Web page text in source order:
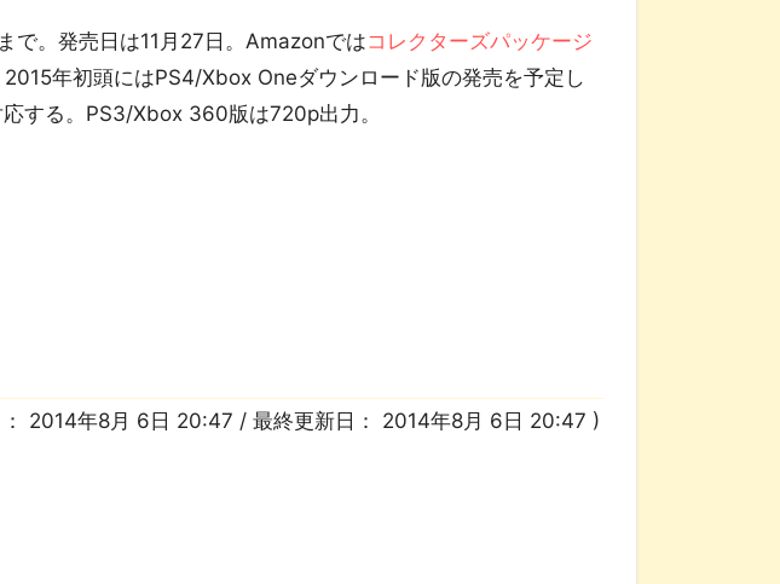
で。発売日は11月27日。Amazonではコレクターズパッケージ
年初頭にはPS4/Xbox Oneダウンロード版の発売を予定し
する。PS3/Xbox 360版は720p出力。
2014年8月 6日 20:47 / 最終更新日： 2014年8月 6日 20:47 )